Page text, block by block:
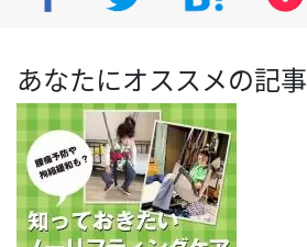
あなたにオススメの記事